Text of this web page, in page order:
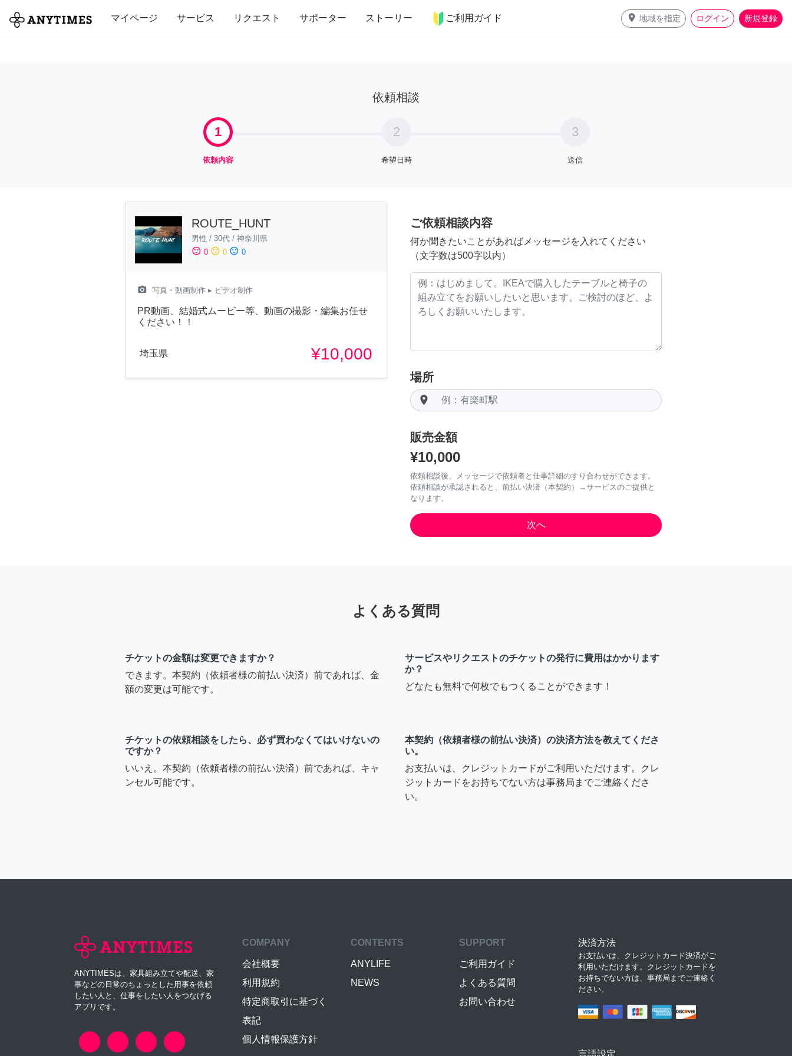
マイページ サービス リクエスト サポーター ストーリー ご利用ガイド place 地域を指定 ログイン 新規登録
全て 修理・組立 家事 引っ越し インテリア 趣味・習い事 ペット 料理
依頼相談
1
依頼内容
2
希望日時
3
送信
ROUTE_HUNT
男性 / 30代 / 神奈川県
sentiment_satisfied 0 sentiment_neutral 0 sentiment_dissatisfied 0
camera_alt 写真・動画制作 ▸ ビデオ制作
PR動画、結婚式ムービー等、動画の撮影・編集お任せ
ください！！
埼玉県 ¥10,000
ご依頼相談内容
何か聞きたいことがあればメッセージを入れてください
（文字数は500字以内）
場所
room
販売金額
¥10,000
依頼相談後、メッセージで依頼者と仕事詳細のすり合わせができます。
依頼相談が承認されると、前払い決済（本契約）→サービスのご提供と
なります。
よくある質問
チケットの金額は変更できますか？
できます。本契約（依頼者様の前払い決済）前であれば、金
額の変更は可能です。
サービスやリクエストのチケットの発行に費用はかかります
か？
どなたも無料で何枚でもつくることができます！
チケットの依頼相談をしたら、必ず買わなくてはいけないの
ですか？
いいえ。本契約（依頼者様の前払い決済）前であれば、キャ
ンセル可能です。
本契約（依頼者様の前払い決済）の決済方法を教えてくださ
い。
お支払いは、クレジットカードがご利用いただけます。クレ
ジットカードをお持ちでない方は事務局までご連絡くださ
い。
ANYTIMESは、家具組み立てや配送、家
事などの日常のちょっとした用事を依頼
したい人と、仕事をしたい人をつなげる
アプリです。
COMPANY
会社概要
利用規約
特定商取引に基づく
表記
個人情報保護方針
CONTENTS
ANYLIFE
NEWS
SUPPORT
ご利用ガイド
よくある質問
お問い合わせ
決済方法
お支払いは、クレジットカード決済がご
利用いただけます。クレジットカードを
お持ちでない方は、事務局までご連絡く
ださい。
言語設定